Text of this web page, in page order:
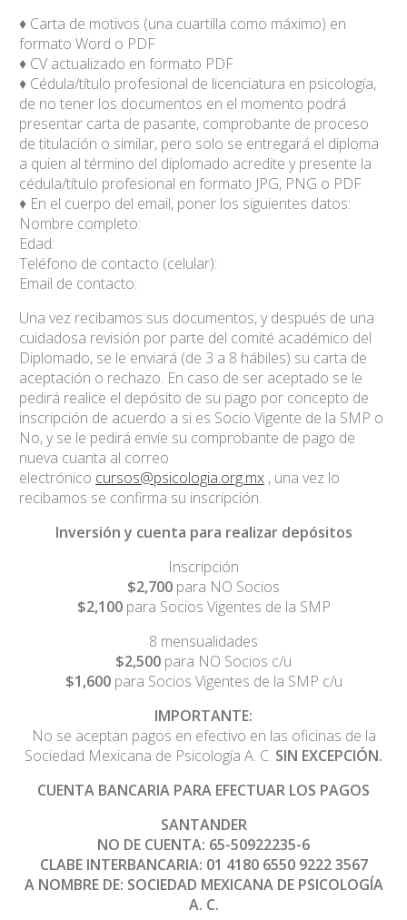
♦ Carta de motivos (una cuartilla como máximo) en
formato Word o PDF
♦ CV actualizado en formato PDF
♦ Cédula/título profesional de licenciatura en psicología,
de no tener los documentos en el momento podrá
presentar carta de pasante, comprobante de proceso
de titulación o similar, pero solo se entregará el diploma
a quien al término del diplomado acredite y presente la
cédula/título profesional en formato JPG, PNG o PDF
♦ En el cuerpo del email, poner los siguientes datos:
Nombre completo:
Edad:
Teléfono de contacto (celular):
Email de contacto:
Una vez recibamos sus documentos, y después de una
cuidadosa revisión por parte del comité académico del
Diplomado, se le enviará (de 3 a 8 hábiles) su carta de
aceptación o rechazo. En caso de ser aceptado se le
pedirá realice el depósito de su pago por concepto de
inscripción de acuerdo a si es Socio Vigente de la SMP o
No, y se le pedirá envíe su comprobante de pago de
nueva cuanta al correo
electrónico cursos@psicologia.org.mx , una vez lo
recibamos se confirma su inscripción.
Inversión y cuenta para realizar depósitos
Inscripción
$2,700 para NO Socios
$2,100para Socios Vigentes de la SMP
8 mensualidades
$2,500 para NO Socios c/u
$1,600para Socios Vigentes de la SMP c/u
IMPORTANTE:
No se aceptan pagos en efectivo en las oficinas de la
Sociedad Mexicana de Psicología A. C. SIN EXCEPCIÓN.
CUENTA BANCARIA PARA EFECTUAR LOS PAGOS
SANTANDER
NO DE CUENTA: 65-50922235-6
CLABE INTERBANCARIA: 01 4180 6550 9222 3567
A NOMBRE DE: SOCIEDAD MEXICANA DE PSICOLOGÍA
A. C.